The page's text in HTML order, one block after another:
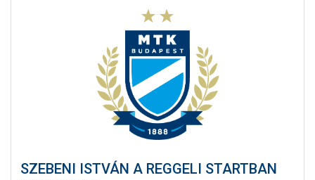
SZEBENI ISTVÁN A REGGELI STARTBAN